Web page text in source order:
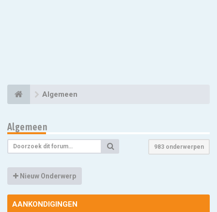
Algemeen
Algemeen
983 onderwerpen
Nieuw Onderwerp
AANKONDIGINGEN